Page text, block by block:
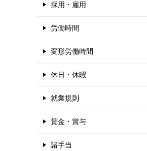
採用・雇用
労働時間
変形労働時間
休日・休暇
就業規則
賃金・賞与
諸手当